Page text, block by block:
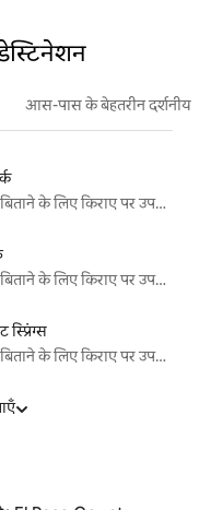
आस-पास के बेहतरीन दर्शनीय
छुट्टियाँ बिताने के लिए किराए पर उपलब्ध जगहें
छुट्टियाँ बिताने के लिए किराए पर उपलब्ध जगहें
स्प्रिंग्स
छुट्टियाँ बिताने के लिए किराए पर उपलब्ध जगहें